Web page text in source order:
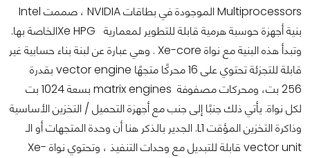
Multiprocessors الموجودة في بطاقات NVIDIA ، صممت Intel
بنية أجهزة حوسبة هرمية قابلة للتطوير لمعمارية Xe HPGالخاصة بها.
وتبدأ هذه البنية مع نواة Xe-core . وهي عبارة عن لبنة بناء حسابية غير
قابلة للتجزئة تحتوي على 16 محركًا متجهًا vector engine بقدرة
256 بت، ومحركات مصفوفة matrix engines بسعة 1024 بت
لكل نواة. يأتي ذلك جنبًا إلى جنب مع أجهزة التحميل / التخزين الأساسية
وذاكرة التخزين المؤقت L1. الجدير بالذكر هنا أن وحدة المتجهات أو الـ
vector unit قابلة للتبديل مع وحدات التنفيذ ، وتحتوي نواة Xe-